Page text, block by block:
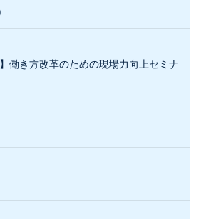
働き方改革のための現場力向上セミナ